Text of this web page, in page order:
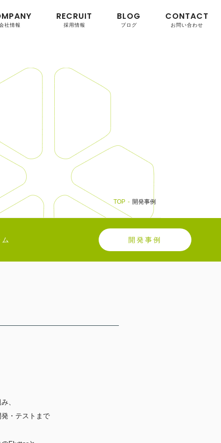
社情報
RECRUIT
採用情報
BLOG
ブログ
CONTACT
お問い合わせ
TOP 開発事例
開発事例
、
・テストまで